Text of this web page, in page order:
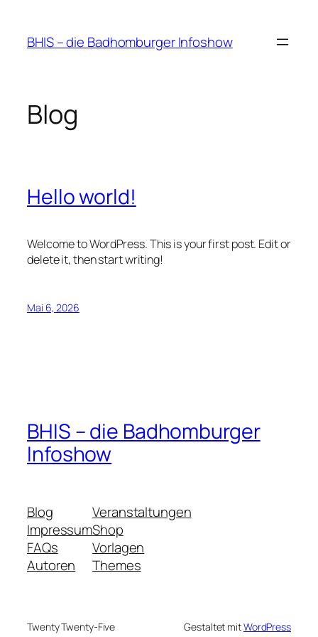
springen
BHIS – die Badhomburger Infoshow
Blog
Hello world!
Welcome to WordPress. This is your first post. Edit or
delete it, then start writing!
Mai 6, 2026
BHIS – die Badhomburger
Infoshow
Blog
Impressum
FAQs
Autoren
Veranstaltungen
Shop
Vorlagen
Themes
Twenty Twenty-Five Gestaltet mitWordPress